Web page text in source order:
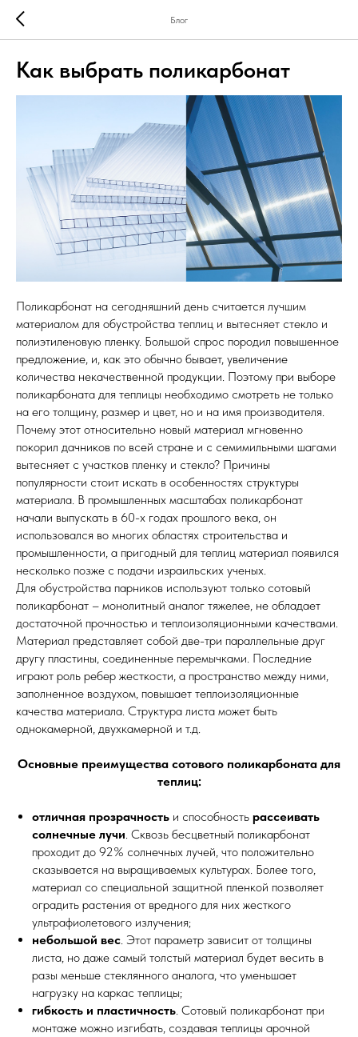
Блог
Как выбрать поликарбонат
Поликарбонат на сегодняшний день считается лучшим
материалом для обустройства теплиц и вытесняет стекло и
полиэтиленовую пленку. Большой спрос породил повышенное
предложение, и, как это обычно бывает, увеличение
количества некачественной продукции. Поэтому при выборе
поликарбоната для теплицы необходимо смотреть не только
на его толщину, размер и цвет, но и на имя производителя.
Почему этот относительно новый материал мгновенно
покорил дачников по всей стране и с семимильными шагами
вытесняет с участков пленку и стекло? Причины
популярности стоит искать в особенностях структуры
материала. В промышленных масштабах поликарбонат
начали выпускать в 60-х годах прошлого века, он
использовался во многих областях строительства и
промышленности, а пригодный для теплиц материал появился
несколько позже с подачи израильских ученых.
Для обустройства парников используют только сотовый
поликарбонат – монолитный аналог тяжелее, не обладает
достаточной прочностью и теплоизоляционными качествами.
Материал представляет собой две-три параллельные друг
другу пластины, соединенные перемычками. Последние
играют роль ребер жесткости, а пространство между ними,
заполненное воздухом, повышает теплоизоляционные
качества материала. Структура листа может быть
однокамерной, двухкамерной и т.д.
Основные преимущества сотового поликарбоната для
теплиц:
отличная прозрачность и способность рассеивать
солнечные лучи. Сквозь бесцветный поликарбонат
проходит до 92% солнечных лучей, что положительно
сказывается на выращиваемых культурах. Более того,
материал со специальной защитной пленкой позволяет
оградить растения от вредного для них жесткого
ультрафиолетового излучения;
небольшой вес. Этот параметр зависит от толщины
листа, но даже самый толстый материал будет весить в
разы меньше стеклянного аналога, что уменьшает
нагрузку на каркас теплицы;
гибкость и пластичность. Сотовый поликарбонат при
монтаже можно изгибать, создавая теплицы арочной